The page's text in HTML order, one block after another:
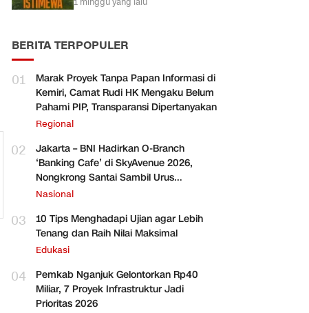
BERITA TERPOPULER
01
Marak Proyek Tanpa Papan Informasi di
Kemiri, Camat Rudi HK Mengaku Belum
Pahami PIP, Transparansi Dipertanyakan
Regional
02
Jakarta – BNI Hadirkan O-Branch
‘Banking Cafe’ di SkyAvenue 2026,
Nongkrong Santai Sambil Urus
Perbankan
Nasional
03
10 Tips Menghadapi Ujian agar Lebih
Tenang dan Raih Nilai Maksimal
Edukasi
04
Pemkab Nganjuk Gelontorkan Rp40
Miliar, 7 Proyek Infrastruktur Jadi
Prioritas 2026